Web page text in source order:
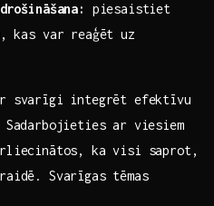
piesaistiet
kas var reaģēt uz
svarīgi integrēt efektīvu
Sadarbojieties ar viesiem
ka visi ​saprot,
Svarīgas tēmas